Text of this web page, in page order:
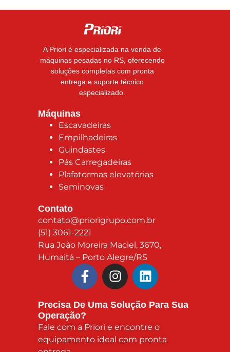
A Priori é especializada na venda de
máquinas pesadas no RS, oferecendo
soluções completas com pronta
entrega e suporte técnico
especializado.
Máquinas
Escavadeiras
Empilhadeiras
Guindastes
Pás Carregadeiras
Plafatormas elevatórias
Seminovas
Contato
contato@priorigrupo.com.br
(51) 3061-2221
Rua João Moreira Maciel, 3670,
Humaitá – Porto Alegre/RS
Precisa De Uma Solução Para Sua
Operação?
Fale com a Priori e encontre o
equipamento ideal com pronta